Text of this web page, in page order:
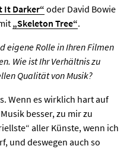
It Darker“ oder David Bowie
„Skeleton Tree“.
eigene Rolle in Ihren Filmen
Wie ist Ihr Verhältnis zu
Qualität von Musik?
Wenn es wirklich hart auf
besser, zu mir zu
aller Künste, wenn ich
und deswegen auch so